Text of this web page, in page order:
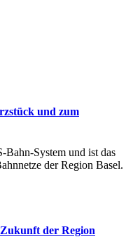
und zum
System und ist das
der Region Basel.
der Region